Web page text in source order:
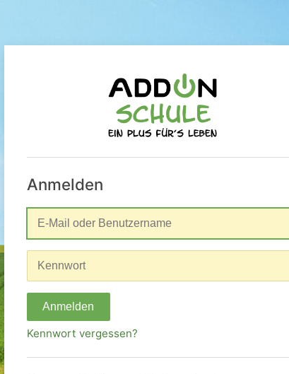
Anmelden
Anmelden
Kennwort vergessen?